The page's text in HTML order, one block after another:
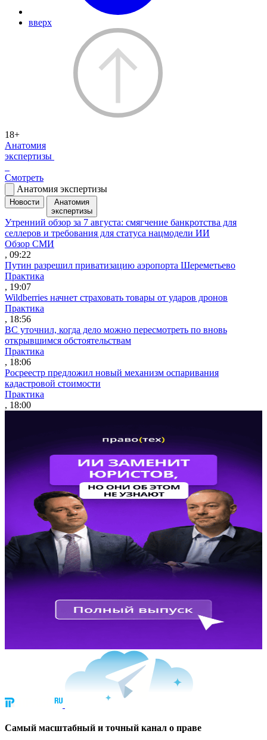
вверх
18+
Анатомия
экспертизы
Смотреть
Анатомия экспертизы
Новости
Анатомия
экспертизы
Утренний обзор за 7 августа: смягчение банкротства для
селлеров и требования для статуса нацмодели ИИ
Обзор СМИ
, 09:22
Путин разрешил приватизацию аэропорта Шереметьево
Практика
, 19:07
Wildberries начнет страховать товары от ударов дронов
Практика
, 18:56
ВС уточнил, когда дело можно пересмотреть по вновь
открывшимся обстоятельствам
Практика
, 18:06
Росреестр предложил новый механизм оспаривания
кадастровой стоимости
Практика
, 18:00
Cамый масштабный и точный канал о праве